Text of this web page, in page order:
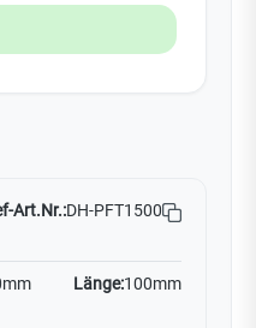
Art.Nr.:DH-PFT1500
Länge:100mm